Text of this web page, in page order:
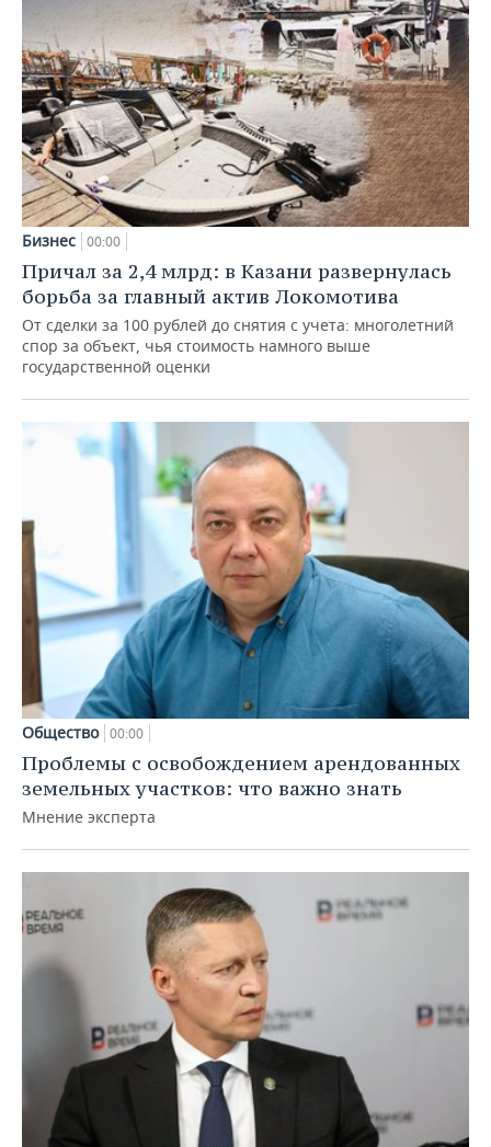
Бизнес 00:00
Причал за 2,4 млрд: в Казани развернулась
борьба за главный актив Локомотива
От сделки за 100 рублей до снятия с учета: многолетний
спор за объект, чья стоимость намного выше
государственной оценки
Общество 00:00
Проблемы с освобождением арендованных
земельных участков: что важно знать
Мнение эксперта